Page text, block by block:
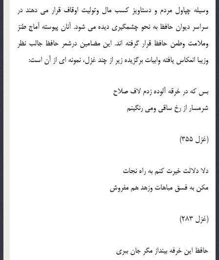
وسيله چپاول مردم و دستاويز کسب مال وتوليت اوقاف قرار مي دهند در
سراسر ديوان حافظ به نحو چشمگيري ديده مي شود. آنان پيوسته آماج طنز
وملامت وطعن حافظ قرار گرفته اند. اين مضامين درشعر حافظ جالب نظر
وزيبا انعکاس يافته وابيات برگزيده زير از چند غزل، نمونه اي از آن است:
بس که در خرقه آلوده زدم لاف صلاح
شرمسار از رخ ساقي ومي رنگينم
(غزل 355)
دلا دلالت خيرت کنم به راه نجات
مکن به فسق مباهات وزهد هم مفروش
(غزل 283)
حافظ اين خرفه بينداز مگر جان ببري